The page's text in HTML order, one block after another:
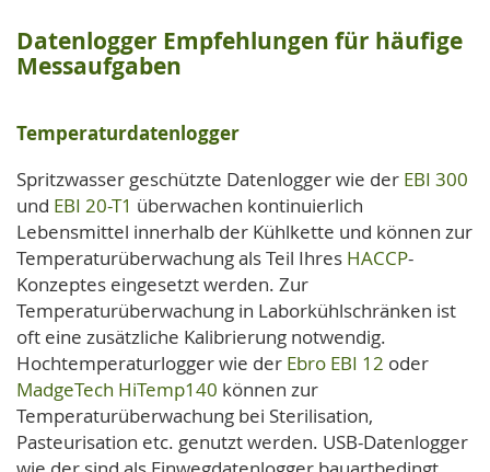
Datenlogger Empfehlungen für häufige
Messaufgaben
Temperaturdatenlogger
Spritzwasser geschützte Datenlogger wie der EBI 300
und EBI 20-T1 überwachen kontinuierlich
Lebensmittel innerhalb der Kühlkette und können zur
Temperaturüberwachung als Teil Ihres HACCP-
Konzeptes eingesetzt werden. Zur
Temperaturüberwachung in Laborkühlschränken ist
oft eine zusätzliche Kalibrierung notwendig.
Hochtemperaturlogger wie der Ebro EBI 12 oder
MadgeTech HiTemp140 können zur
Temperaturüberwachung bei Sterilisation,
Pasteurisation etc. genutzt werden. USB-Datenlogger